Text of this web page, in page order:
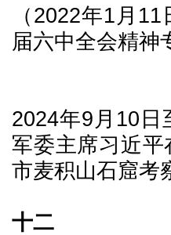
（2022年1月
届六中全会精神
2024年9月10日
军委主席习近
市麦积山石窟考
十二